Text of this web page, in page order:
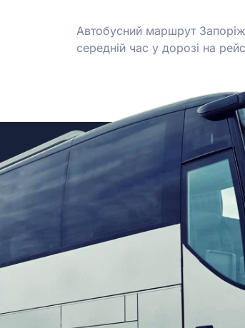
Автобусний маршрут
середній час у дорозі на